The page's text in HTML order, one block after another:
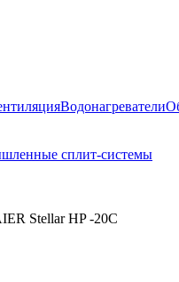
Водонагреватели
сплит-системы
Stellar HP -20С